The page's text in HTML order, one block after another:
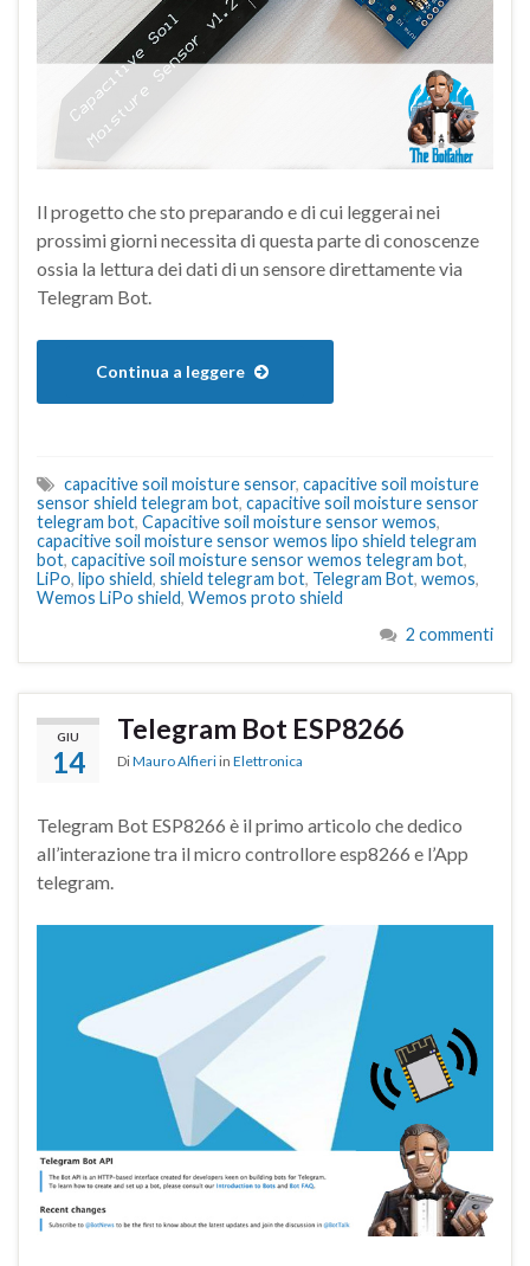
Il progetto che sto preparando e di cui leggerai nei
prossimi giorni necessita di questa parte di conoscenze
ossia la lettura dei dati di un sensore direttamente via
Telegram Bot.
Continua a leggere
capacitive soil moisture sensor, capacitive soil moisture
sensor shield telegram bot, capacitive soil moisture sensor
telegram bot, Capacitive soil moisture sensor wemos,
capacitive soil moisture sensor wemos lipo shield telegram
bot, capacitive soil moisture sensor wemos telegram bot,
LiPo, lipo shield, shield telegram bot, Telegram Bot, wemos,
Wemos LiPo shield, Wemos proto shield
2 commenti
GIU
14
Telegram Bot ESP8266
DiMauro Alfieri in Elettronica
Telegram Bot ESP8266 è il primo articolo che dedico
all’interazione tra il micro controllore esp8266 e l’App
telegram.